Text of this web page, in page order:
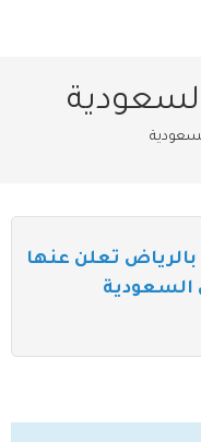
تعلن عنها
السعودية